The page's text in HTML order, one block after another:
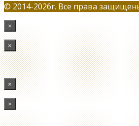
© 2014-2026г. Все права
×
×
×
×